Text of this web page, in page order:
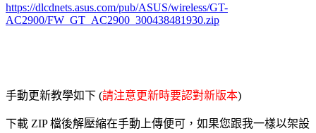
https://dlcdnets.asus.com/pub/ASUS/wireless/GT-
AC2900/FW_GT_AC2900_300438481930.zip
手動更新教學如下 (請注意更新時要認對新版本)
下載 ZIP 檔後解壓縮在手動上傳便可，如果您跟我一樣以架設